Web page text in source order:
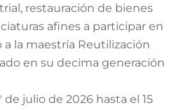
restauración de bienes
afines a participar en
la maestría Reutilización
en su decima generación
de julio de 2026 hasta el 15